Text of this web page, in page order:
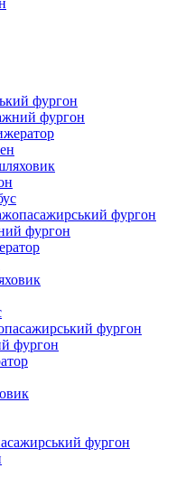
фургон
фургон
фургон
фургон
фургон
фургон
фургон